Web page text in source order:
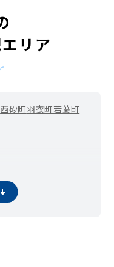
リア
西砂町羽衣町若葉町